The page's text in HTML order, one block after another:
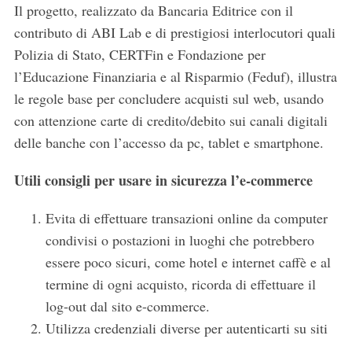
Il progetto, realizzato da Bancaria Editrice con il
contributo di ABI Lab e di prestigiosi interlocutori quali
Polizia di Stato, CERTFin e Fondazione per
l’Educazione Finanziaria e al Risparmio (Feduf), illustra
le regole base per concludere acquisti sul web, usando
con attenzione carte di credito/debito sui canali digitali
delle banche con l’accesso da pc, tablet e smartphone.
Utili consigli per usare in sicurezza l’e-commerce
Evita di effettuare transazioni online da computer
condivisi o postazioni in luoghi che potrebbero
essere poco sicuri, come hotel e internet caffè e al
termine di ogni acquisto, ricorda di effettuare il
log-out dal sito e-commerce.
Utilizza credenziali diverse per autenticarti su siti